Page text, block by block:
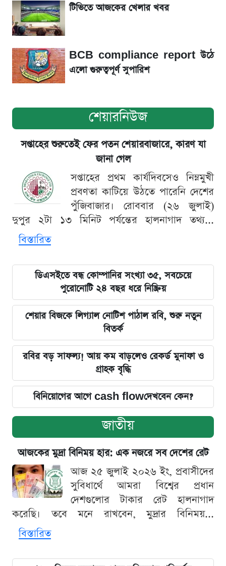
দেশি ৫ মাছে মিলল মাইক্রোপ্লাস্টিক!
টিভিতে আজকের খেলার খবর
BCB compliance report উঠে
এলো গুরুত্বপূর্ণ সুপারিশ
শেয়ারনিউজ
সপ্তাহের শুরুতেই ফের পতন শেয়ারবাজারে, কারণ যা
জানা গেল
সপ্তাহের প্রথম কার্যদিবসেও নিম্নমুখী
প্রবণতা কাটিয়ে উঠতে পারেনি দেশের
পুঁজিবাজার। রোববার (২৬ জুলাই)
দুপুর ২টা ১৩ মিনিট পর্যন্তের হালনাগাদ তথ্য...
বিস্তারিত
ডিএসইতে বন্ধ কোম্পানির সংখ্যা ৩৫, সবচেয়ে
পুরোনোটি ২৪ বছর ধরে নিষ্ক্রিয়
শেয়ার বিজকে লিগ্যাল নোটিশ পাঠাল রবি, শুরু নতুন
বিতর্ক
রবির বড় সাফল্য! আয় কম বাড়লেও রেকর্ড মুনাফা ও
গ্রাহক বৃদ্ধি
বিনিয়োগের আগে cash flowদেখবেন কেন?
জাতীয়
আজকের মুদ্রা বিনিময় হার: এক নজরে সব দেশের রেট
আজ ২৫ জুলাই ২০২৬ ইং, প্রবাসীদের
সুবিধার্থে আমরা বিশ্বের প্রধান
দেশগুলোর টাকার রেট হালনাগাদ
করেছি। তবে মনে রাখবেন, মুদ্রার বিনিময়...
বিস্তারিত